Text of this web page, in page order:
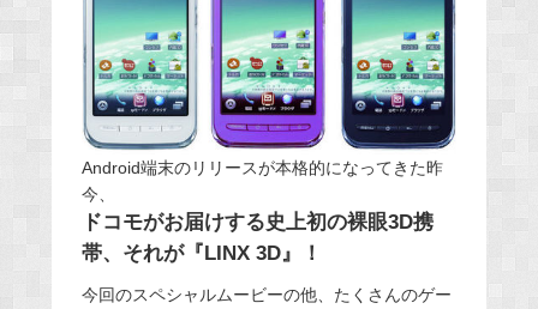
Android端末のリリースが本格的になってきた昨
今、
ドコモがお届けする史上初の裸眼3D携
帯、それが『LINX 3D』！
今回のスペシャルムービーの他、たくさんのゲー